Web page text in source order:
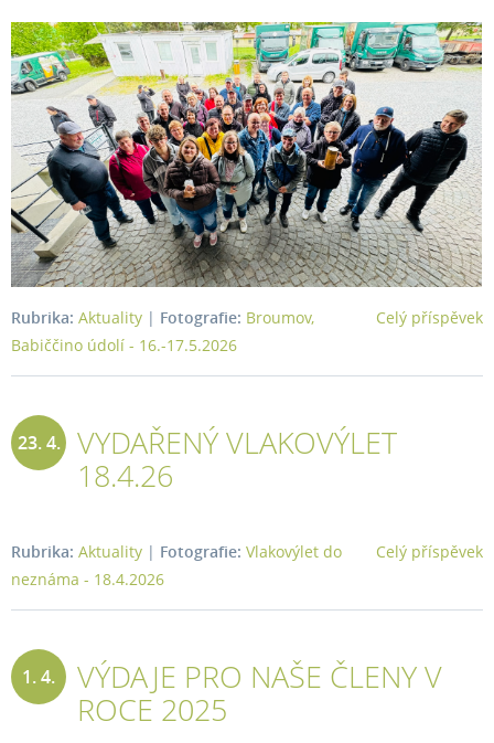
Celý příspěvek
Rubrika: Aktuality | Fotografie: Broumov,
Babiččino údolí - 16.-17.5.2026
23. 4.
VYDAŘENÝ VLAKOVÝLET
18.4.26
Celý příspěvek
Rubrika: Aktuality | Fotografie: Vlakovýlet do
neznáma - 18.4.2026
1. 4.
VÝDAJE PRO NAŠE ČLENY V
ROCE 2025